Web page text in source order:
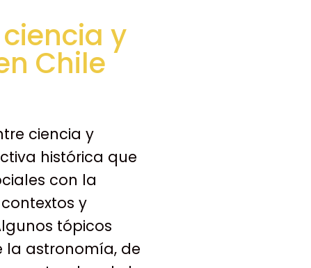
y
Chile
ciencia y
histórica que
con la
y
tópicos
la astronomía, de